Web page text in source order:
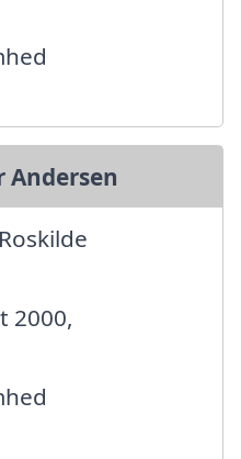
Andersen
2000,